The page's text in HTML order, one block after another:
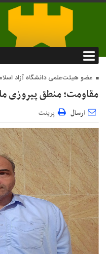
عضو هیئت‌علمی دانشگاه آزاد
مقاومت؛ منطق پیروزی
ارسال پرینت